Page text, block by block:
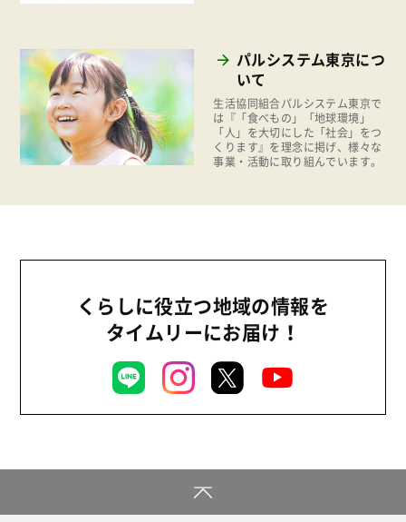
復興支援
機関運営
消費者
福祉
地場野菜
パルシステム東京につ
いて
生活協同組合パルシステム東京で
は『「食べもの」「地球環境」
「人」を大切にした「社会」をつ
くります』を理念に掲げ、様々な
事業・活動に取り組んでいます。
くらしに役立つ地域の情報を
タイムリーにお届け！